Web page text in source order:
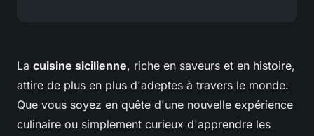
La cuisine sicilienne, riche en saveurs et en histoire,
attire de plus en plus d'adeptes à travers le monde.
Que vous soyez en quête d'une nouvelle expérience
culinaire ou simplement curieux d'apprendre les